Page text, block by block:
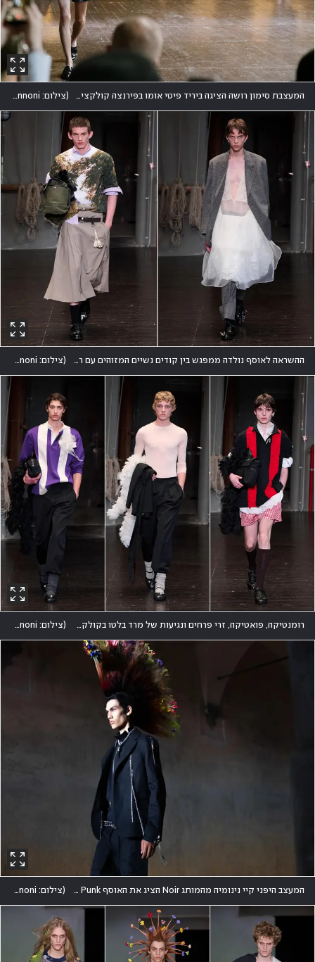
המעצבת סימון רושה הציגה ביריד פיטי אומו בפירנצה קולקציית גברים ראשונה ופיוטית תחת החזון של גבריות רכה (צילום: Giovanni Giannoni
ההשראה לאוסף נולדה ממפגש בין קודים נשיים המזוהים עם רושה לבין עולם הלבוש הגברי המסורתי והמחויט של פירנצה (צילום: Giovanni Giannoni
רומנטיקה, פואטיקה, זרי פרחים ונגיעות של מרד בלטו בקולקציה, שהייתה לאחד הרגעים המדוברים השבוע בעולם האופנה (צילום: Giovanni Giannoni
(צילום: Giovanni Giannoni